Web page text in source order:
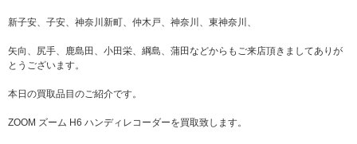
新子安、子安、神奈川新町、仲木戸、神奈川、東神奈川、
矢向、尻手、鹿島田、小田栄、綱島、蒲田などからもご来店頂きましてありが
とうございます。
本日の買取品目のご紹介です。
ZOOM ズーム H6 ハンディレコーダーを買取致します。